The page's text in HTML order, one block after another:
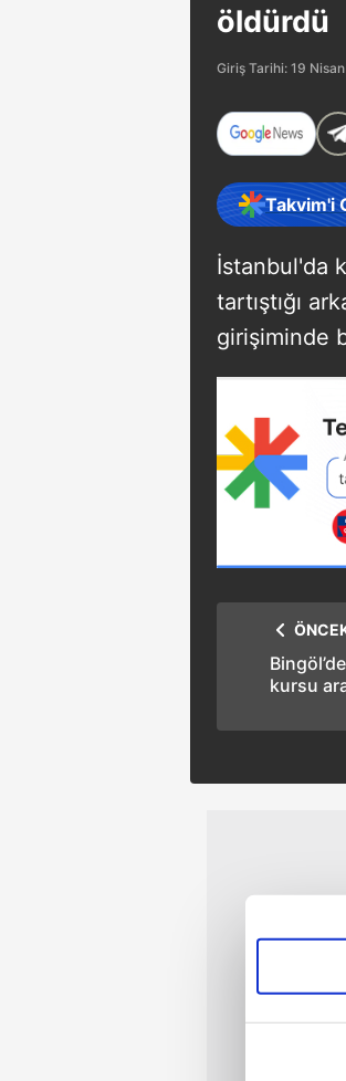
öldürdü
Giriş Tarihi: 19
Takvim'i
İstanbul'da
tartıştığı
girişiminde
kursu